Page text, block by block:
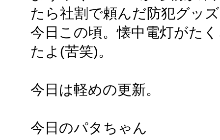
たら社割で頼んだ防犯グッ
今日この頃。懐中電灯がた
たよ(苦笑)。
今日は軽めの更新。
今日のパタちゃん